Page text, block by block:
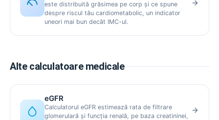
este distribuită grăsimea pe corp și ce spune
despre riscul tău cardiometabolic, un indicator
uneori mai bun decât IMC-ul.
Alte calculatoare medicale
eGFR
Calculatorul eGFR estimează rata de filtrare
glomerulară și funcția renală, pe baza creatininei,